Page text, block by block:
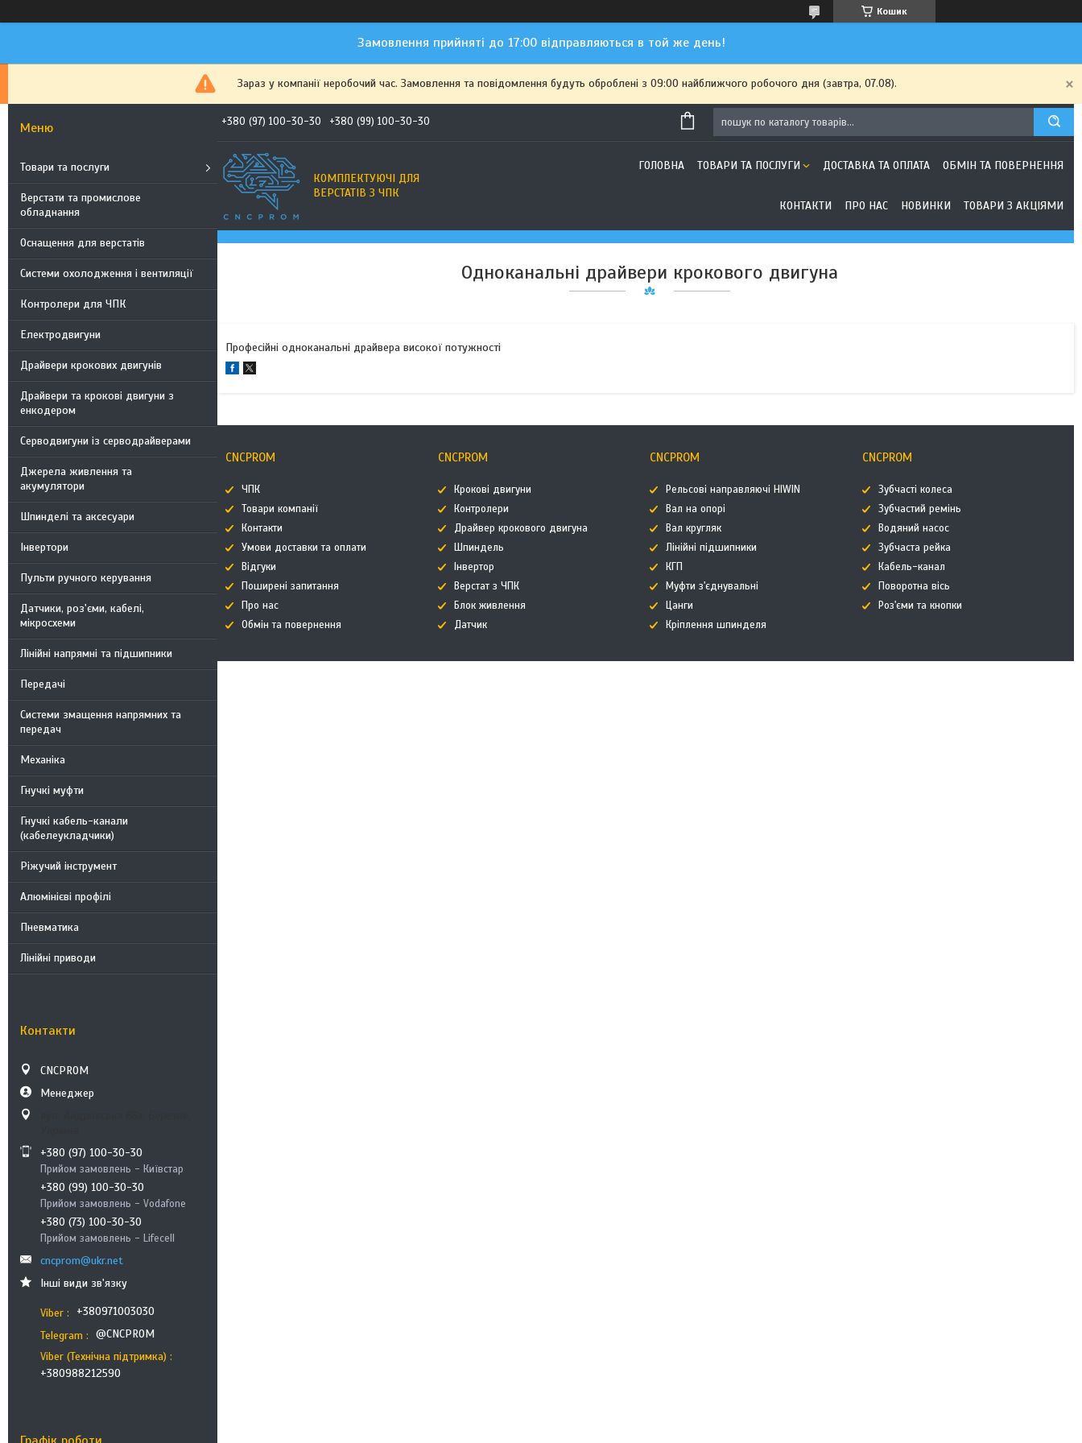
Кошик
Замовлення прийняті до 17:00 відправляються в той же день!
Зараз у компанії неробочий час. Замовлення та повідомлення будуть оброблені з 09:00 найближчого робочого дня (завтра, 07.08).
Товари та послуги
Верстати та промислове
обладнання
Оснащення для верстатів
Системи охолодження і вентиляції
Контролери для ЧПК
Електродвигуни
Драйвери крокових двигунів
Драйвери та крокові двигуни з
енкодером
Серводвигуни із серводрайверами
Джерела живлення та
акумулятори
Шпинделі та аксесуари
Інвертори
Пульти ручного керування
Датчики, роз'єми, кабелі,
мікросхеми
Лінійні напрямні та підшипники
Передачі
Системи змащення напрямних та
передач
Механіка
Гнучкі муфти
Гнучкі кабель-канали
(кабелеукладчики)
Ріжучий інструмент
Алюмінієві профілі
Пневматика
Лінійні приводи
Контакти
CNCPROM
Менеджер
+380 (97) 100-30-30
Прийом замовлень - Київстар
+380 (99) 100-30-30
Прийом замовлень - Vodafone
+380 (73) 100-30-30
Прийом замовлень - Lifecell
cncprom@ukr.net
Інші види зв'язку
Viber
+380971003030
Telegram
@CNCPROM
Viber (Технічна підтримка)
+380988212590
+380 (97) 100-30-30 +380 (99) 100-30-30
КОМПЛЕКТУЮЧІ ДЛЯ
ВЕРСТАТІВ З ЧПК
ГОЛОВНА ТОВАРИ ТА ПОСЛУГИ ДОСТАВКА ТА ОПЛАТА ОБМІН ТА ПОВЕРНЕННЯ
КОНТАКТИ ПРО НАС НОВИНКИ ТОВАРИ З АКЦІЯМИ
Одноканальні драйвери крокового двигуна
Професійні одноканальні драйвера високої потужності
CNCPROM
ЧПК
Товари компанії
Контакти
Умови доставки та оплати
Відгуки
Поширені запитання
Про нас
Обмін та повернення
CNCPROM
Крокові двигуни
Контролери
Драйвер крокового двигуна
Шпиндель
Інвертор
Верстат з ЧПК
Блок живлення
Датчик
CNCPROM
Рельсові направляючі HIWIN
Вал на опорі
Вал кругляк
Лінійні підшипники
КГП
Муфти з'єднувальні
Цанги
Кріплення шпинделя
CNCPROM
Зубчасті колеса
Зубчастий ремінь
Водяний насос
Зубчаста рейка
Кабель-канал
Поворотна вісь
Роз'єми та кнопки